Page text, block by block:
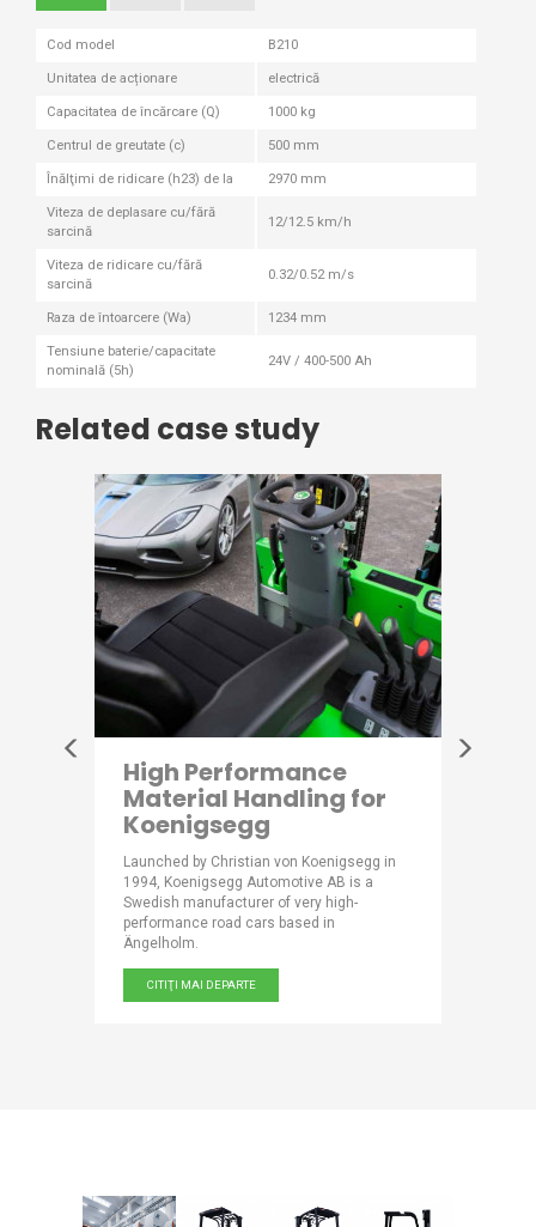
Cod model B210
Unitatea de acționare electrică
Capacitatea de încărcare (Q) 1000 kg
Centrul de greutate (c) 500 mm
Înălţimi de ridicare (h23) de la 2970 mm
Viteza de deplasare cu/fără
sarcină
12/12.5 km/h
Viteza de ridicare cu/fără
sarcină
0.32/0.52 m/s
Raza de întoarcere (Wa) 1234 mm
Tensiune baterie/capacitate
nominală (5h)
24V / 400-500 Ah
Related case study
High Performance
Material Handling for
Koenigsegg
Launched by Christian von Koenigsegg in
1994, Koenigsegg Automotive AB is a
Swedish manufacturer of very high-
performance road cars based in
Ängelholm.
CITIŢI MAI DEPARTE